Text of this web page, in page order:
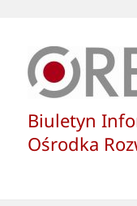
Biuletyn
Ośrodka